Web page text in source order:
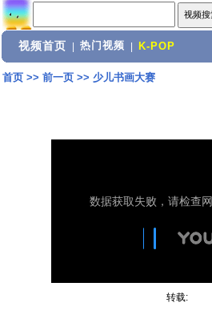
视频首页 热门视频 K-POP
首页>> 前一页>> 少儿书画大赛
转载: